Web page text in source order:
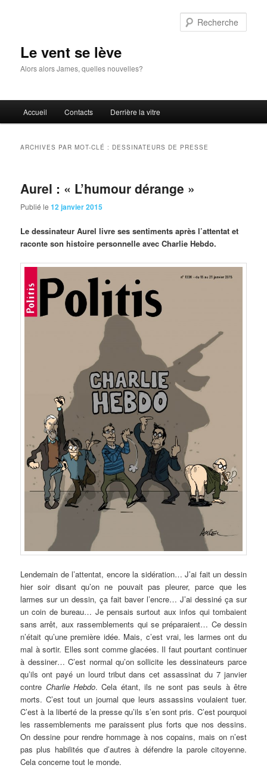
Le vent se lève
Alors alors James, quelles nouvelles?
principal
Accueil Contacts Derrière la vitre
ARCHIVES PAR MOT-CLÉ : DESSINATEURS DE PRESSE
Aurel : « L’humour dérange »
Publié le12 janvier 2015
Ledessinateur Aurel livre ses sentiments après l’attentat et
raconte son histoire personnelle avec Charlie Hebdo.
Lendemain de l’attentat, encore la sidération… J’ai fait un dessin
hier soir disant qu’on ne pouvait pas pleurer, parce que les
larmes sur un dessin, ça fait baver l’encre… J’ai dessiné ça sur
un coin de bureau… Je pensais surtout aux infos qui tombaient
sans arrêt, aux rassemblements qui se préparaient… Ce dessin
n’était qu’une première idée. Mais, c’est vrai, les larmes ont du
mal à sortir. Elles sont comme glacées. Il faut pourtant continuer
à dessiner… C’est normal qu’on sollicite les dessinateurs parce
qu’ils ont payé un lourd tribut dans cet assassinat du 7 janvier
contre Charlie Hebdo. Cela étant, ils ne sont pas seuls à être
morts. C’est tout un journal que leurs assassins voulaient tuer.
C’est à la liberté de la presse qu’ils s’en sont pris. C’est pourquoi
les rassemblements me paraissent plus forts que nos dessins.
On dessine pour rendre hommage à nos copains, mais on n’est
pas plus habilités que d’autres à défendre la parole citoyenne.
Cela concerne tout le monde.